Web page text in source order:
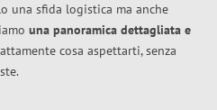
una sfida logistica ma anche
una panoramica dettagliata e
cosa aspettarti, senza